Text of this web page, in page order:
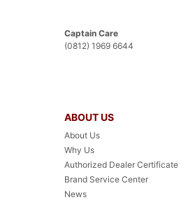
Captain Care
(0812) 1969 6644
ABOUT US
About Us
Why Us
Authorized Dealer Certificate
Brand Service Center
News